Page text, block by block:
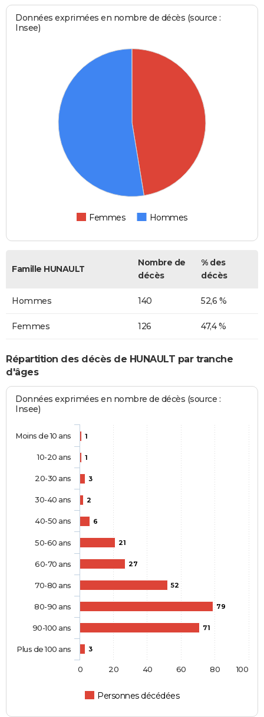
Données exprimées en nombre de décès (source :
Insee)
Femmes Hommes
Famille HUNAULT
Nombre de
décès
% des
décès
Hommes 140 52,6 %
Femmes 126 47,4 %
Répartition des décès de HUNAULT par tranche
d'âges
Données exprimées en nombre de décès (source :
Insee)
1
1
3
2
6
21
27
52
79
71
3
Personnes décédées
Moins de 10 ans
10-20 ans
20-30 ans
30-40 ans
40-50 ans
50-60 ans
60-70 ans
70-80 ans
80-90 ans
90-100 ans
Plus de 100 ans
0 20 40 60 80 100